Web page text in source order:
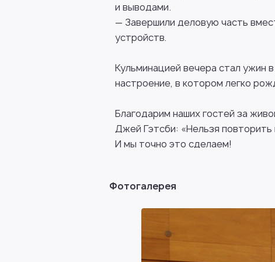
и выводами.
— Завершили деловую часть
устройств.
Кульминацией вечера стал ужин
настроение, в котором легко
Благодарим наших гостей за
Джей Гэтсби: «Нельзя
И мы точно это сделаем!
Фотогалерея